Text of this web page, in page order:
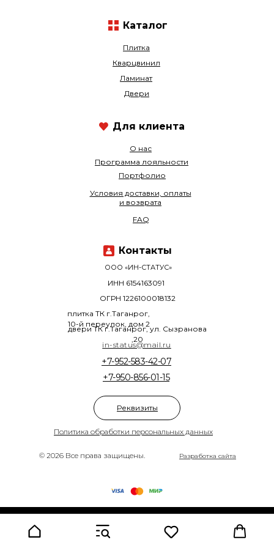
© 2026 Все права защищены.
Политика обработки персональных данных
Плитка
Кварцвинил
+7-950-856-01-15
+7-952-583-42-07
О нас
Ламинат
Программа лояльности
Двери
Портфолио
ООО «ИН-СТАТУС»
плитка ТК г.Таганрог,
10-й переулок, дом 2
двери ТК г.Таганрог, ул. Сызранова
,20
ОГРН 1226100018132
ИНН 6154163091
Разработка сайта
Условия доставки, оплаты
и возврата
FAQ
Каталог
in-status@mail.ru
Контакты
Для клиента
Реквизиты
Made on Tilda